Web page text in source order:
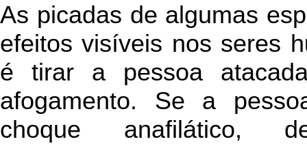
As picadas de algumas
efeitos visíveis nos seres
é tirar a pessoa
afogamento. Se a
choque anafilático,